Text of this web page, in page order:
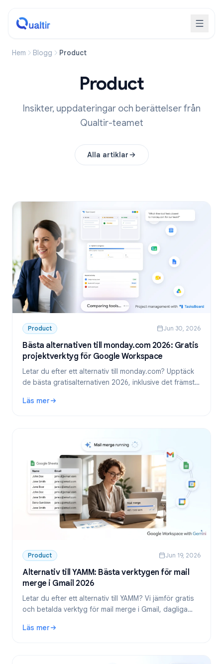
Hem Blogg Product
Product
Insikter, uppdateringar och berättelser från
Qualtir-teamet
Alla artiklar
Product Jun 30, 2026
Bästa alternativen till monday.com 2026: Gratis
projektverktyg för Google Workspace
Letar du efter ett alternativ till monday.com? Upptäck
de bästa gratisalternativen 2026, inklusive det främsta
TasksBoard.
Läs mer
: Bästa alternativen till monday.com 2026: Gratis
Product Jun 19, 2026
Alternativ till YAMM: Bästa verktygen för mail
merge i Gmail 2026
Letar du efter ett alternativ till YAMM? Vi jämför gratis
och betalda verktyg för mail merge i Gmail, dagliga
Another Mail Merge.
Läs mer
: Alternativ till YAMM: Bästa verktygen för mail merge i